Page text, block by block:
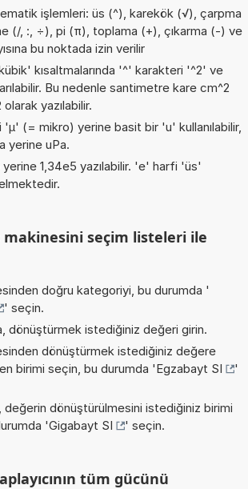
işlemleri: üs (^), karekök (√), çarpma
(/, :, ÷), pi (π), toplama (+), çıkarma (-) ve
bu noktada izin verilir
kısaltmalarında '^' karakteri '^2' ve
Bu nedenle santimetre kare cm^2
yazılabilir.
'µ' (= mikro) yerine basit bir 'u' kullanılabilir,
yerine uPa.
yerine 1,34e5 yazılabilir. 'e' harfi 'üs'
makinesini seçim listeleri ile
doğru kategoriyi, bu durumda '
' seçin.
dönüştürmek istediğiniz değeri girin.
dönüştürmek istediğiniz değere
birimi seçin, bu durumda 'Egzabayt SI
'
değerin dönüştürülmesini istediğiniz birimi
'Gigabayt SI ' seçin.
tüm gücünü